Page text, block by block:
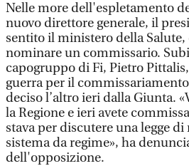
Nelle more dell'espletamento
nuovo direttore generale, il
sentito il ministero della
nominare un commissario.
capogruppo di Fi, Pietro
guerra per il
deciso l’altro ieri dalla Giunta.
la Regione e ieri avete
stava per discutere una legge
sistema da regime», ha
dell'opposizione.